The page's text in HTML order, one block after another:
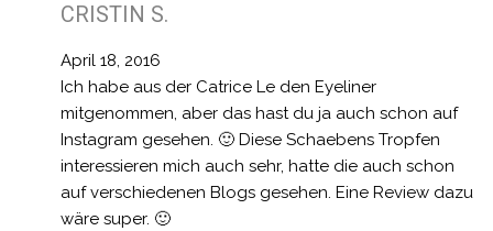
CRISTIN S.
April 18, 2016
Ich habe aus der Catrice Le den Eyeliner
mitgenommen, aber das hast du ja auch schon auf
Instagram gesehen. 🙂 Diese Schaebens Tropfen
interessieren mich auch sehr, hatte die auch schon
auf verschiedenen Blogs gesehen. Eine Review dazu
wäre super. 🙂